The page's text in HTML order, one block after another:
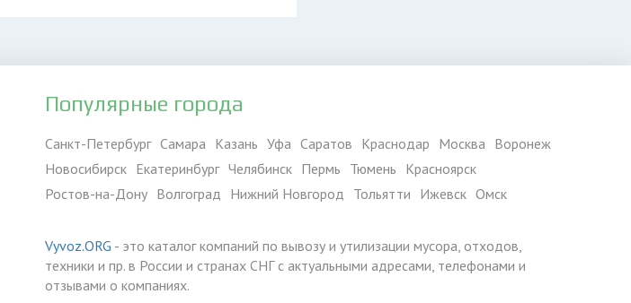
Популярные города
Санкт-Петербург Самара Казань Уфа Саратов Краснодар Москва Воронеж
Новосибирск Екатеринбург Челябинск Пермь Тюмень Красноярск
Ростов-на-Дону Волгоград Нижний Новгород Тольятти Ижевск Омск
Vyvoz.ORG - это каталог компаний по вывозу и утилизации мусора, отходов,
техники и пр. в России и странах СНГ с актуальными адресами, телефонами и
отзывами о компаниях.